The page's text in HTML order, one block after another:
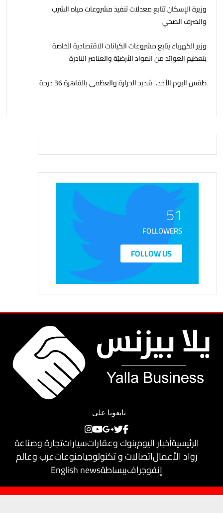
وزيرة الإسكان تتابع معدلات تنفيذ مشروعات مياه الشرب
والصرف الصحي
وزير الكهرباء يتابع مشروعات الكيانات الاقتصادية الخاصة
بتعظيم العوائد من المواد الأرضيّة والعناصر النادرة
طقس اليوم الأحد.. شديد الحرارة والعظمى بالقاهرة 36 درجة
51
FOLLOWERS
FOLLOW US
تابعونا على
الرئيسيةأخبار اليومبنوك وعقاراتسياراتتجارة وصناعة
رواد الأعمالاتصالات و تكنولوجيامنوعاتعرب وعالم
إنفوجرافببساطةEnglish news
حقوق النشر محفوظة لـيلا بيزنس© 2018